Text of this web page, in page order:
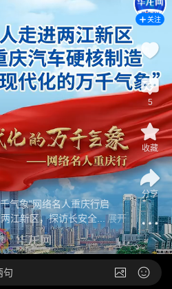
气象”网络名人重庆行启
江新区，探访长安全... 展开
关注
5
收藏
分享
句